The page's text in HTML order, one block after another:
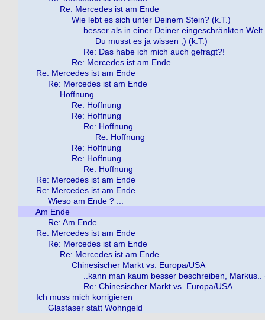
Re: Mercedes ist am Ende
Wie lebt es sich unter Deinem Stein? (k.T.)
besser als in einer Deiner eingeschränkten Welt
Du musst es ja wissen ;) (k.T.)
Re: Das habe ich mich auch gefragt?!
Re: Mercedes ist am Ende
Re: Mercedes ist am Ende
Re: Mercedes ist am Ende
Hoffnung
Re: Hoffnung
Re: Hoffnung
Re: Hoffnung
Re: Hoffnung
Re: Hoffnung
Re: Hoffnung
Re: Hoffnung
Re: Mercedes ist am Ende
Re: Mercedes ist am Ende
Wieso am Ende ? ...
Am Ende
Re: Am Ende
Re: Mercedes ist am Ende
Re: Mercedes ist am Ende
Re: Mercedes ist am Ende
Chinesischer Markt vs. Europa/USA
..kann man kaum besser beschreiben, Markus..
Re: Chinesischer Markt vs. Europa/USA
Ich muss mich korrigieren
Glasfaser statt Wohngeld